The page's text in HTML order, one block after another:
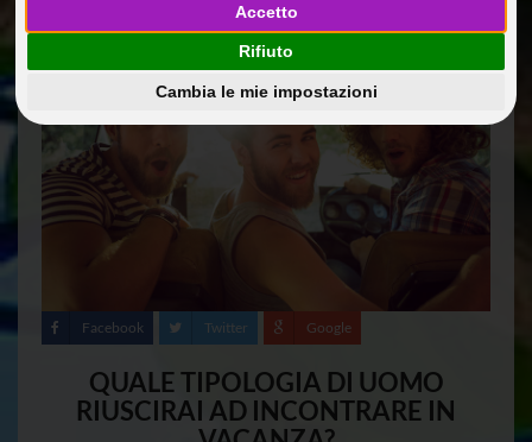
Accetto
Rifiuto
Cambia le mie impostazioni
Guide Di Viaggio
Facebook Twitter Google
QUALE TIPOLOGIA DI UOMO
RIUSCIRAI AD INCONTRARE IN